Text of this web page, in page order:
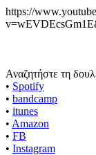
https://
Αναζητήστε τη
• Spotify
• bandcamp
• itunes
• Amazon
• FB
• Instagram